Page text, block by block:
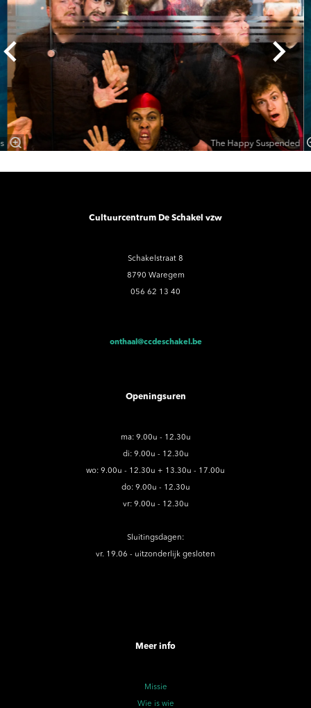
The Happy Suspended
Cultuurcentrum De Schakel vzw
Schakelstraat 8
8790 Waregem
056 62 13 40
onthaal@ccdeschakel.be
Openingsuren
ma: 9.00u - 12.30u
di: 9.00u - 12.30u
wo: 9.00u - 12.30u + 13.30u - 17.00u
do: 9.00u - 12.30u
vr: 9.00u - 12.30u
Sluitingsdagen:
vr. 19.06 - uitzonderlijk gesloten
Meer info
Missie
Wie is wie